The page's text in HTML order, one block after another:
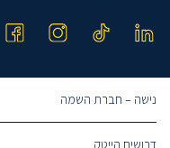
נישה – חברת השמה
דרושים הייטק